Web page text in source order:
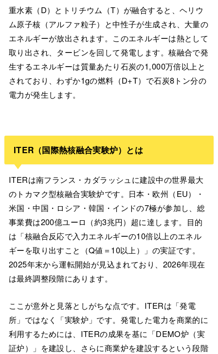
重水素（D）とトリチウム（T）が融合すると、ヘリウ
ム原子核（アルファ粒子）と中性子が生成され、大量の
エネルギーが放出されます。このエネルギーは熱として
取り出され、タービンを回して発電します。核融合で発
生するエネルギーは質量あたり石炭の1,000万倍以上と
されており、わずか1gの燃料（D+T）で石炭8トン分の
電力が発生します。
ITER（国際熱核融合実験炉）とは
ITERは南フランス・カダラッシュに建設中の世界最大
のトカマク型核融合実験炉です。日本・欧州（EU）・
米国・中国・ロシア・韓国・インドの7極が参加し、総
事業費は200億ユーロ（約3兆円）超に達します。目的
は「核融合反応で入力エネルギーの10倍以上のエネル
ギーを取り出すこと（Q値＝10以上）」の実証です。
2025年末から運転開始が見込まれており、2026年現在
は最終調整段階にあります。
ここが意外と見落としがちな点です。ITERは「発電
所」ではなく「実験炉」です。発電した電力を商業的に
利用するためには、ITERの成果を基に「DEMO炉（実
証炉）」を建設し、さらに商業炉を建設するという段階